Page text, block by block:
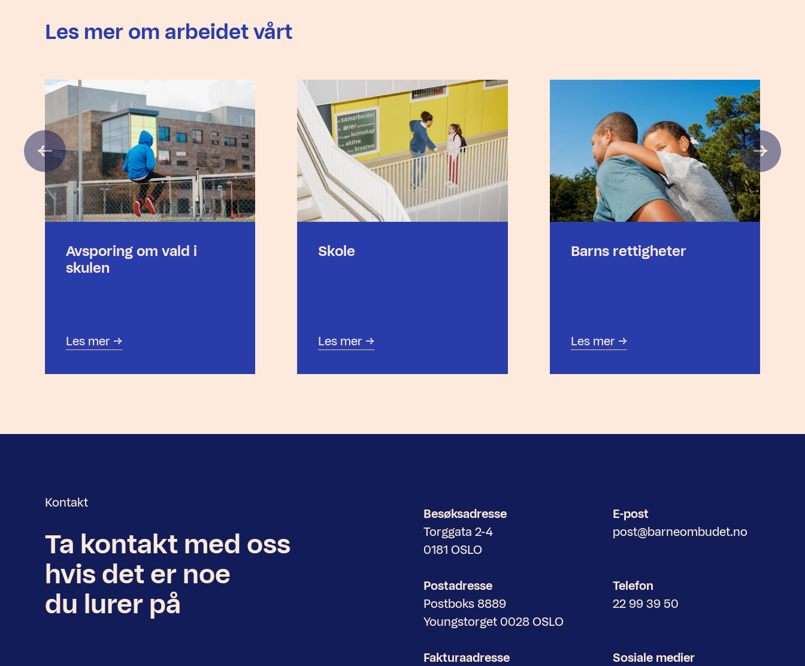
Les mer om arbeidet vårt
Avsporing om vald i
skulen
Les mer
Skole
Les mer
Barns rettigheter
Les mer
Kontakt
Nyhetsbrev
Ta kontakt med oss
hvis det er noe
du lurer på
Besøksadresse
Torggata 2-4
0181 OSLO
Postadresse
Postboks 8889
Youngstorget 0028 OSLO
Fakturaadresse
E-post
post@barneombudet.no
Telefon
22 99 39 50
Sosiale medier